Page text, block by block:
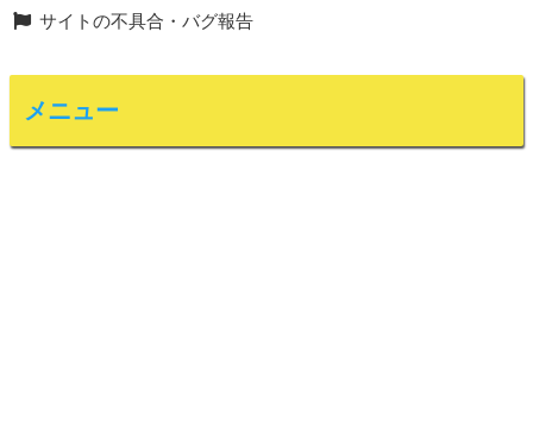
サイトの不具合・バグ報告
メニュー